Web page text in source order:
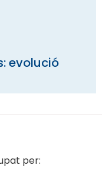
evolució
per: